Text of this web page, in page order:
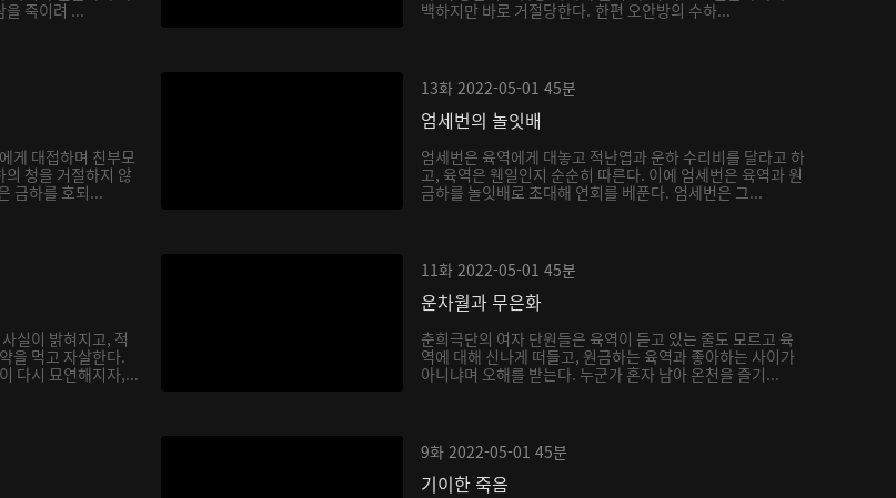
을 죽이려 ...
백하지만 바로 거절당한다. 한편 오안방의 수하...
게 대접하며 친부모
의 청을 거절하지 않
은 금하를 호되...
13화 2022-05-01 45분
엄세번의 놀잇배
엄세번은 육역에게 대놓고 적난엽과 운하 수리비를 달라고 하
고, 육역은 웬일인지 순순히 따른다. 이에 엄세번은 육역과 원
금하를 놀잇배로 초대해 연회를 베푼다. 엄세번은 그...
실이 밝혀지고, 적
을 먹고 자살한다.
다시 묘연해지자,...
11화 2022-05-01 45분
운차월과 무은화
춘희극단의 여자 단원들은 육역이 듣고 있는 줄도 모르고 육
역에 대해 신나게 떠들고, 원금하는 육역과 좋아하는 사이가
아니냐며 오해를 받는다. 누군가 혼자 남아 온천을 즐기...
9화 2022-05-01 45분
기이한 죽음